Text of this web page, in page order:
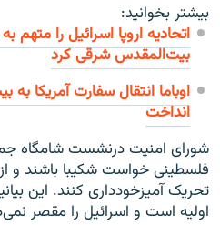
بیشتر بخوانید:
اتحادیه اروپا اسرائیل را
بیت‌المقدس شرقی کرد
اوباما انتقال سفارت آمریکا
انداخت
شورای امنیت درنشست شامگاه
فلسطینی خواست شکیبا باشند و
تحریک آمیزخودداری کنند. این
اولیه است و اسرائیل را مقصر